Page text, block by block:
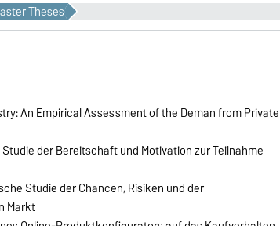
Theses
An Empirical Assessment of the Deman from Private
der Bereitschaft und Motivation zur Teilnahme
Studie der Chancen, Risiken und der
Markt